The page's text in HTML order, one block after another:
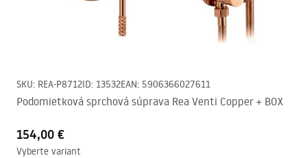
SKU: REA-P8712ID: 13532EAN: 5906366027611
Podomietková sprchová súprava Rea Venti Copper + BOX
154,00 €
Vyberte variant